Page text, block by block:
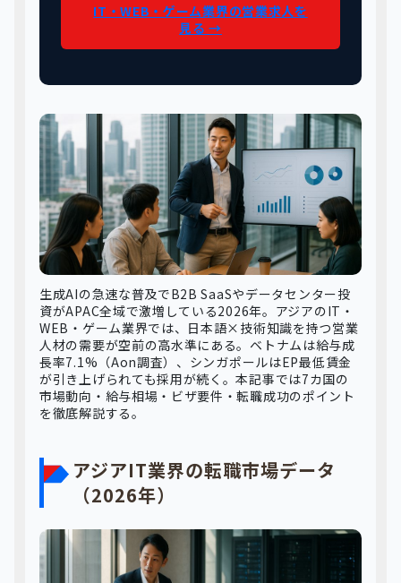
IT・WEB・ゲーム業界の営業求人を
見る →
生成AIの急速な普及でB2B SaaSやデータセンター投
資がAPAC全域で激増している2026年。アジアのIT・
WEB・ゲーム業界では、日本語×技術知識を持つ営業
人材の需要が空前の高水準にある。ベトナムは給与成
長率7.1%（Aon調査）、シンガポールはEP最低賃金
が引き上げられても採用が続く。本記事では7カ国の
市場動向・給与相場・ビザ要件・転職成功のポイント
を徹底解説する。
アジアIT業界の転職市場データ
（2026年）